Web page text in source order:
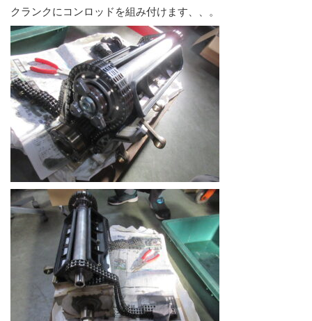
クランクにコンロッドを組み付けます、、。